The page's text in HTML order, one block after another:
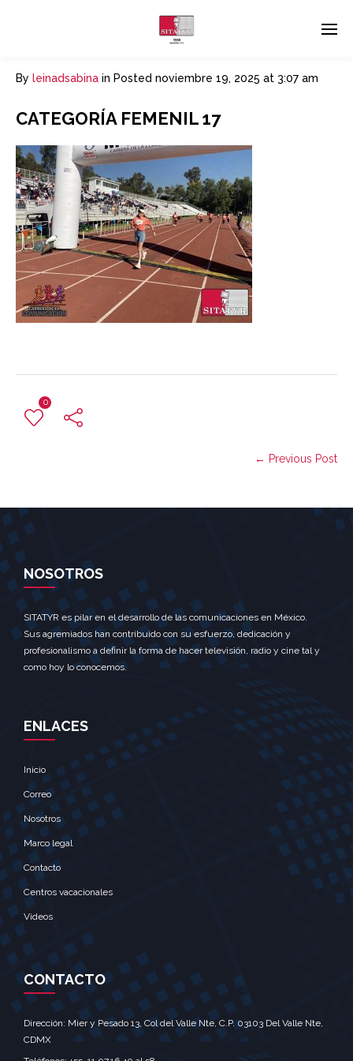
By leinadsabina in Posted noviembre 19, 2025 at 3:07 am
CATEGORÍA FEMENIL 17
0
← Previous Post
NOSOTROS
SITATYR es pilar en el desarrollo de las comunicaciones en México.
Sus agremiados han contribuido con su esfuerzo, dedicación y
profesionalismo a definir la forma de hacer televisión, radio y cine tal y
como hoy lo conocemos.
ENLACES
Inicio
Correo
Nosotros
Marco legal
Contacto
Centros vacacionales
Videos
CONTACTO
Dirección: Mier y Pesado 13, Col del Valle Nte, C.P. 03103 Del Valle Nte,
CDMX‎